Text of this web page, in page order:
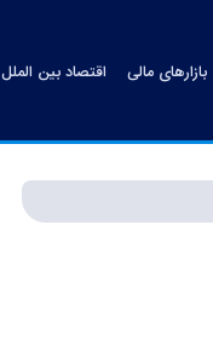
بازارهای مالی اقتصاد بین الملل